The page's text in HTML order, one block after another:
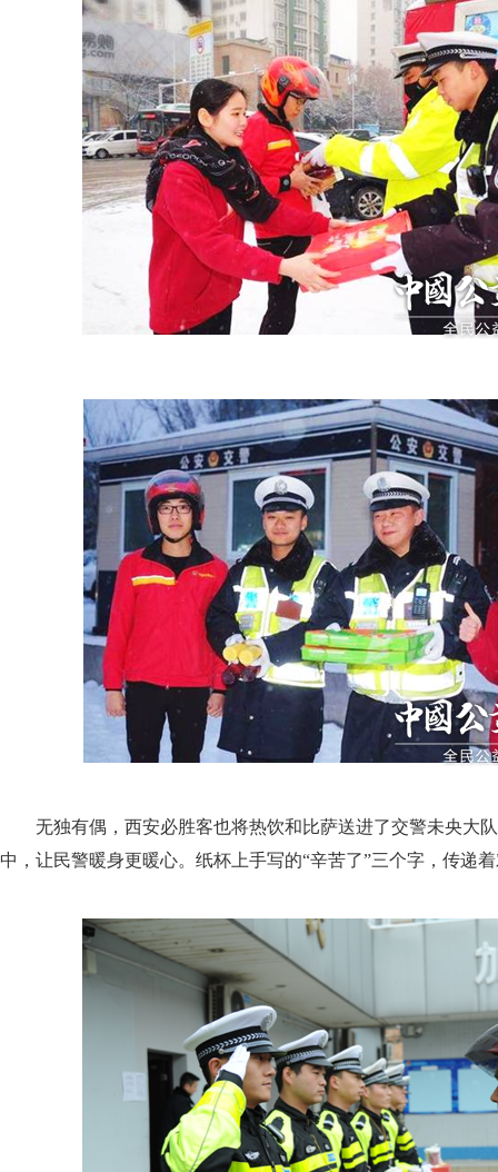
无独有偶，西安必胜客也将热饮和比萨送进了交警未央大
中，让民警暖身更暖心。纸杯上手写的“辛苦了”三个字，传递